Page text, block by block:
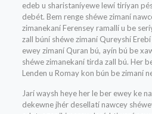
edeb u sharistaníyewe lewí tiríyan
debét. Bem renge shéwe zimaní
zimanekaní Ferensey ramallí u be
zall búní shéwe zimaní Qureyshí
ewey zimaní Quran bú, ayín bú be
shéwe zimanekaní tirda zall bú. Her
Lenden u Romay kon bún be zimaní
Jarí waysh heye her le ber ewey ke
dekewne jhér desellatí nawcey